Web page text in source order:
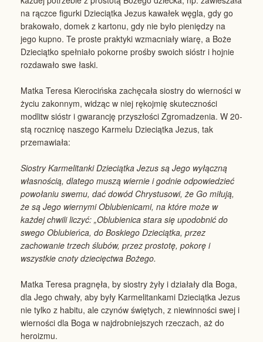
na rączce figurki Dzieciątka Jezus kawałek węgla, gdy go
brakowało, domek z kartonu, gdy nie było pieniędzy na
jego kupno. Te proste praktyki wzmacniały wiarę, a Boże
Dzieciątko spełniało pokorne prośby swoich sióstr i hojnie
rozdawało swe łaski.
Matka Teresa Kierocińska zachęcała siostry do wierności w
życiu zakonnym, widząc w niej rękojmię skuteczności
modlitw sióstr i gwarancję przyszłości Zgromadzenia. W 20-
stą rocznicę naszego Karmelu Dzieciątka Jezus, tak
przemawiała:
Siostry Karmelitanki Dzieciątka Jezus są Jego wyłączną
własnością, dlatego muszą wiernie i godnie odpowiedzieć
powołaniu swemu, dać dowód Chrystusowi, że Go miłują,
że są Jego wiernymi Oblubienicami, na które może w
każdej chwili liczyć: „Oblubienica stara się upodobnić do
swego Oblubieńca, do Boskiego Dzieciątka, przez
zachowanie trzech ślubów, przez prostotę, pokorę i
wszystkie cnoty dziecięctwa Bożego.
Matka Teresa pragnęła, by siostry żyły i działały dla Boga,
dla Jego chwały, aby były Karmelitankami Dzieciątka Jezus
nie tylko z habitu, ale czynów świętych, z niewinności swej i
wierności dla Boga w najdrobniejszych rzeczach, aż do
heroizmu.